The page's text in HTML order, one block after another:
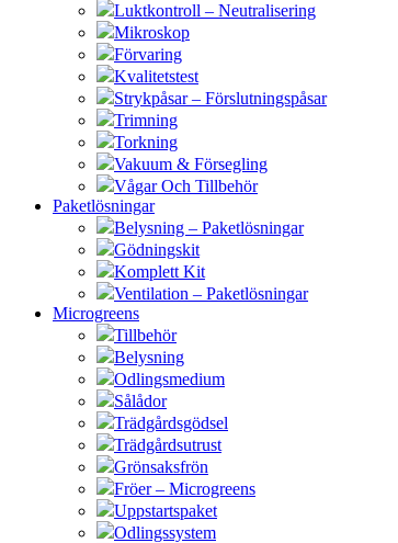
Luktkontroll – Neutralisering
Mikroskop
Förvaring
Kvalitetstest
Strykpåsar – Förslutningspåsar
Trimning
Torkning
Vakuum & Försegling
Vågar Och Tillbehör
Paketlösningar
Belysning – Paketlösningar
Gödningskit
Komplett Kit
Ventilation – Paketlösningar
Microgreens
Tillbehör
Belysning
Odlingsmedium
Sålådor
Trädgårdsgödsel
Trädgårdsutrust
Grönsaksfrön
Fröer – Microgreens
Uppstartspaket
Odlingssystem